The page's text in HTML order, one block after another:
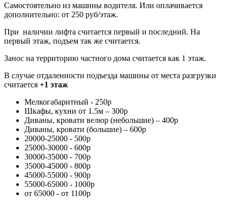
Самостоятельно из машины водителя. Или оплачивается
дополнительно: от 250 руб/этаж.
При наличии лифта считается первый и последний. На
первый этаж, подъем так же считается.
Занос на территорию частного дома считается как 1 этаж.
В случае отдаленности подъезда машины от места разгрузки
считается +1 этаж
Мелкогабаритный - 250р
Шкафы, кухни от 1.5м – 300р
Диваны, кровати велюр (небольшие) – 400р
Диваны, кровати (большие) – 600р
20000-25000 - 500р
25000-30000 - 600р
30000-35000 - 700р
35000-45000 - 800р
45000-55000 - 900р
55000-65000 - 1000р
от 65000 - от 1100р